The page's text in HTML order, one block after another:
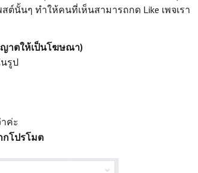
ต์นั้นๆ ทำให้คนที่เห็นสามารถกด Like เพจเรา
ญาตให้เป็นโฆษณา)
รูป
ค่ะ
โปรโมต